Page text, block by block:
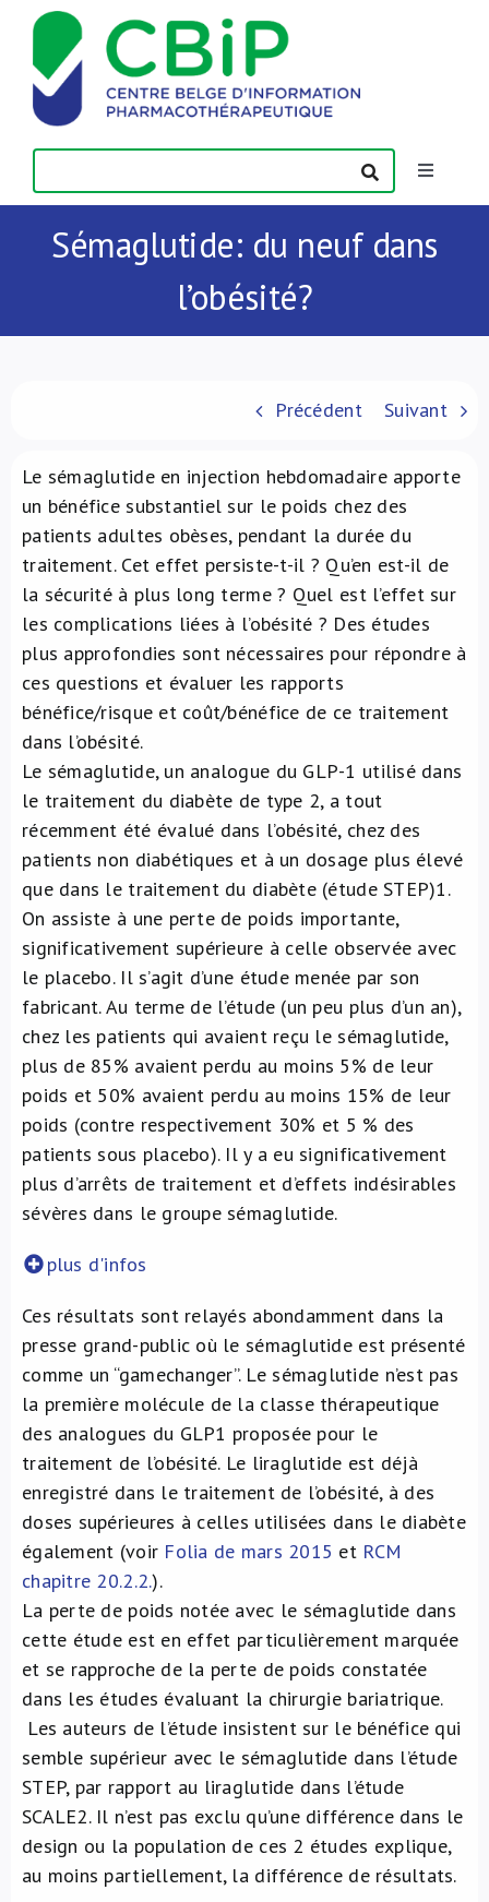
Passer
contenu
Toggle
Actualités
À propos de nous
NL
Sémaglutide: du neuf dans
l’obésité?
Précédent Suivant
Le sémaglutide en injection hebdomadaire apporte
un bénéfice substantiel sur le poids chez des
patients adultes obèses, pendant la durée du
traitement. Cet effet persiste-t-il ? Qu’en est-il de
la sécurité à plus long terme ? Quel est l’effet sur
les complications liées à l’obésité ? Des études
plus approfondies sont nécessaires pour répondre à
ces questions et évaluer les rapports
bénéfice/risque et coût/bénéfice de ce traitement
dans l’obésité.
Le sémaglutide, un analogue du GLP-1 utilisé dans
le traitement du diabète de type 2, a tout
récemment été évalué dans l’obésité, chez des
patients non diabétiques et à un dosage plus élevé
que dans le traitement du diabète (étude STEP)1.
On assiste à une perte de poids importante,
significativement supérieure à celle observée avec
le placebo. Il s’agit d’une étude menée par son
fabricant. Au terme de l’étude (un peu plus d’un an),
chez les patients qui avaient reçu le sémaglutide,
plus de 85% avaient perdu au moins 5% de leur
poids et 50% avaient perdu au moins 15% de leur
poids (contre respectivement 30% et 5 % des
patients sous placebo). Il y a eu significativement
plus d’arrêts de traitement et d’effets indésirables
sévères dans le groupe sémaglutide.
plus d'infos
Ces résultats sont relayés abondamment dans la
presse grand-public où le sémaglutide est présenté
comme un “gamechanger”. Le sémaglutide n’est pas
la première molécule de la classe thérapeutique
des analogues du GLP1 proposée pour le
traitement de l’obésité. Le liraglutide est déjà
enregistré dans le traitement de l’obésité, à des
doses supérieures à celles utilisées dans le diabète
également (voir Folia de mars 2015 et RCM
chapitre 20.2.2.).
La perte de poids notée avec le sémaglutide dans
cette étude est en effet particulièrement marquée
et se rapproche de la perte de poids constatée
dans les études évaluant la chirurgie bariatrique.
Les auteurs de l’étude insistent sur le bénéfice qui
semble supérieur avec le sémaglutide dans l’étude
STEP, par rapport au liraglutide dans l’étude
SCALE2. Il n’est pas exclu qu’une différence dans le
design ou la population de ces 2 études explique,
au moins partiellement, la différence de résultats.